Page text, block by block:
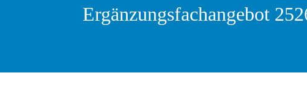
Ergänzungsfachangebot